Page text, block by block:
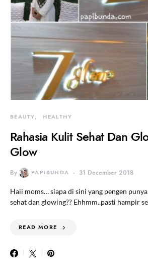
BEAUTY HEALTHY
Rahasia Kulit Sehat Dan
Glow
By PAPIBUNDA 31 December 2018
Haii moms… siapa di sini yang pengen
sehat dan glowing?? Ehhmm..pasti hampir
READ MORE